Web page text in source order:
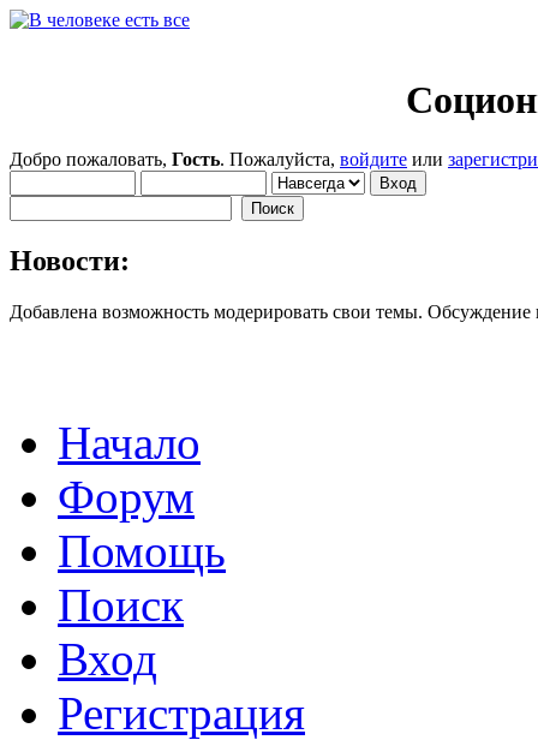
Добро пожаловать, Гость. Пожалуйста, войдите или
Новости:
Добавлена возможность модерировать свои темы.
Начало
Форум
Помощь
Поиск
Вход
Регистрация